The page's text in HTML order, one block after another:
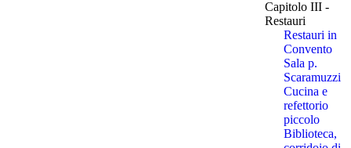
Capitolo III -
Restauri
Restauri in
Convento
Sala p.
Scaramuzzi
Cucina e
refettorio
piccolo
Biblioteca,